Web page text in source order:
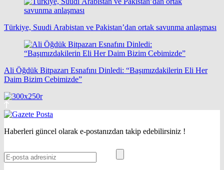
Türkiye, Suudi Arabistan ve Pakistan’dan ortak savunma anlaşması
Ali Öğdük Bitpazarı Esnafını Dinledi: “Başımızdakilerin Eli Her
Daim Bizim Cebimizde”
Haberleri güncel olarak e-postanızdan takip edebilirsiniz !